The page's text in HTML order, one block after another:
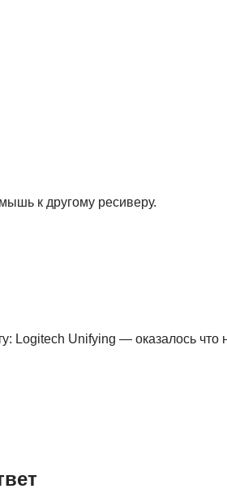
к другому ресиверу.
Logitech Unifying — оказалось